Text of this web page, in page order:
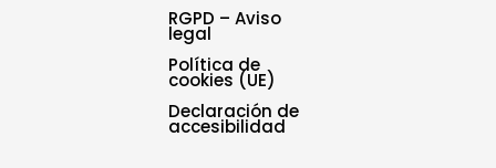
RGPD – Aviso
legal
Política de
cookies (UE)
Declaración de
accesibilidad